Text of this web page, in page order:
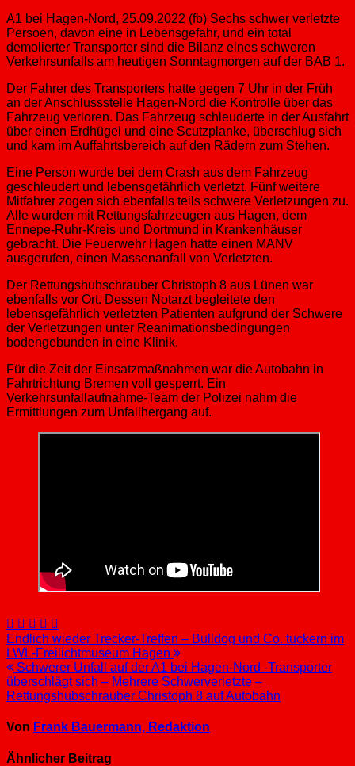
A1 bei Hagen-Nord, 25.09.2022 (fb) Sechs schwer verletzte
Persoen, davon eine in Lebensgefahr, und ein total
demolierter Transporter sind die Bilanz eines schweren
Verkehrsunfalls am heutigen Sonntagmorgen auf der BAB 1.
Der Fahrer des Transporters hatte gegen 7 Uhr in der Früh
an der Anschlussstelle Hagen-Nord die Kontrolle über das
Fahrzeug verloren. Das Fahrzeug schleuderte in der Ausfahrt
über einen Erdhügel und eine Scutzplanke, überschlug sich
und kam im Auffahrtsbereich auf den Rädern zum Stehen.
Eine Person wurde bei dem Crash aus dem Fahrzeug
geschleudert und lebensgefährlich verletzt. Fünf weitere
Mitfahrer zogen sich ebenfalls teils schwere Verletzungen zu.
Alle wurden mit Rettungsfahrzeugen aus Hagen, dem
Ennepe-Ruhr-Kreis und Dortmund in Krankenhäuser
gebracht. Die Feuerwehr Hagen hatte einen MANV
ausgerufen, einen Massenanfall von Verletzten.
Der Rettungshubschrauber Christoph 8 aus Lünen war
ebenfalls vor Ort. Dessen Notarzt begleitete den
lebensgefährlich verletzten Patienten aufgrund der Schwere
der Verletzungen unter Reanimationsbedingungen
bodengebunden in eine Klinik.
Für die Zeit der Einsatzmaßnahmen war die Autobahn in
Fahrtrichtung Bremen voll gesperrt. Ein
Verkehrsunfallaufnahme-Team der Polizei nahm die
Ermittlungen zum Unfallhergang auf.
Beitragsnavigation
Endlich wieder Trecker-Treffen – Bulldog und Co. tuckern im
LWL-Freilichtmuseum Hagen
Schwerer Unfall auf der A1 bei Hagen-Nord -Transporter
überschlägt sich – Mehrere Schwerverletzte –
Rettungshubschrauber Christoph 8 auf Autobahn
Von Frank Bauermann, Redaktion
Ähnlicher Beitrag